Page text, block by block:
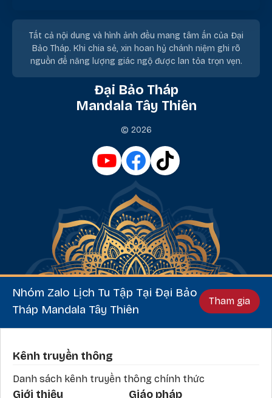
Tất cả nội dung và hình ảnh đều mang tâm ấn của Đại
Bảo Tháp. Khi chia sẻ, xin hoan hỷ chánh niệm ghi rõ
nguồn để năng lượng giác ngộ được lan tỏa trọn vẹn.
Đại Bảo Tháp
Mandala Tây Thiên
© 2026
Nhóm Zalo Lịch Tu Tập Tại Đại Bảo
Tháp Mandala Tây Thiên
Tham gia
Phần chân
Kênh truyền thông
Danh sách kênh truyền thông chính thức
Giới thiệu Giáo pháp